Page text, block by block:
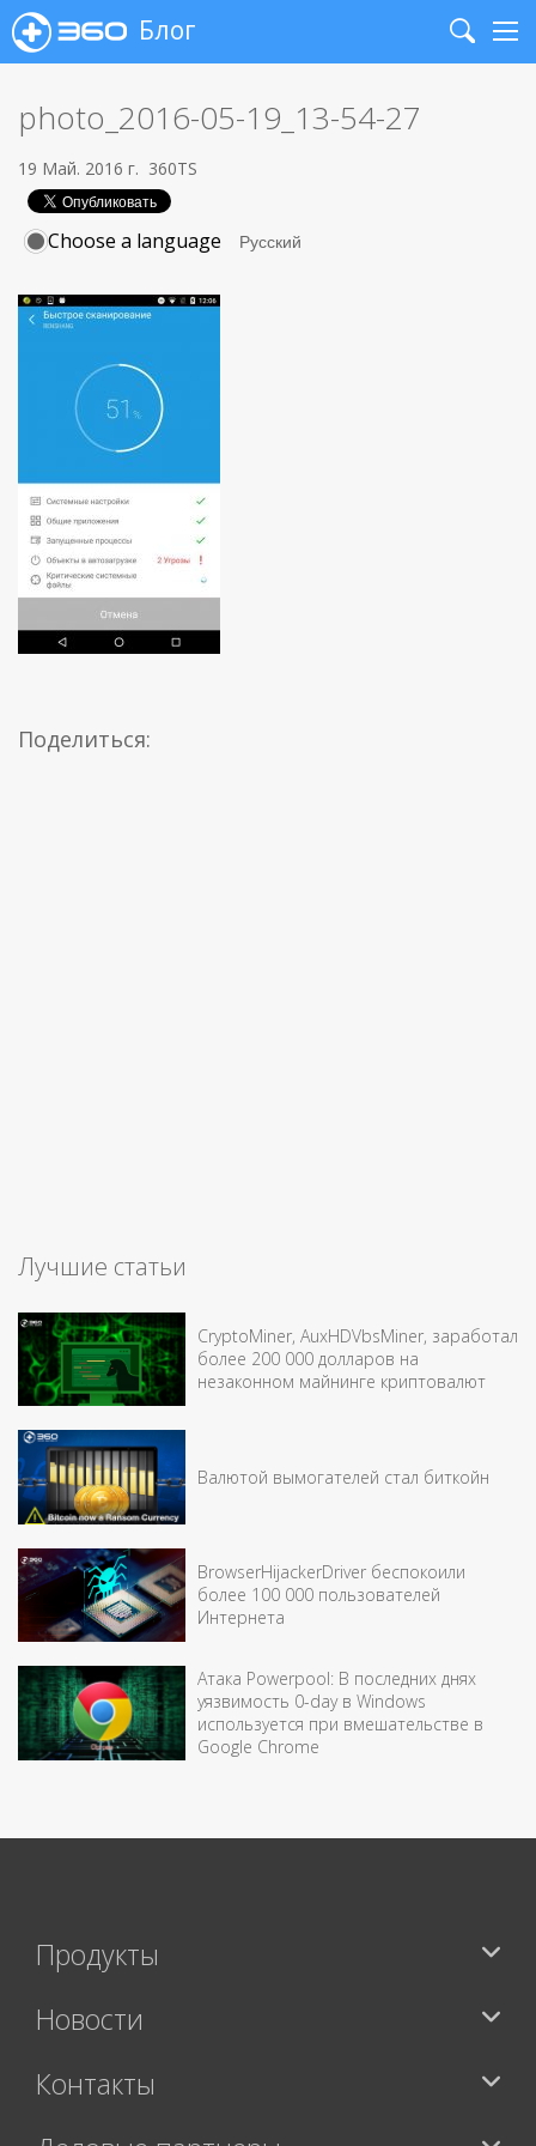
Блог
Search
photo_2016-05-19_13-54-27
19 Май. 2016 г. 360TS
Choose a language
Поделиться:
Лучшие статьи
CryptoMiner, AuxHDVbsMiner, заработал
более 200 000 долларов на
незаконном майнинге криптовалют
Валютой вымогателей стал биткойн
BrowserHijackerDriver беспокоили
более 100 000 пользователей
Интернета
Атака Powerpool: В последних днях
уязвимость 0-day в Windows
используется при вмешательстве в
Google Chrome
Продукты
Новости
Контакты